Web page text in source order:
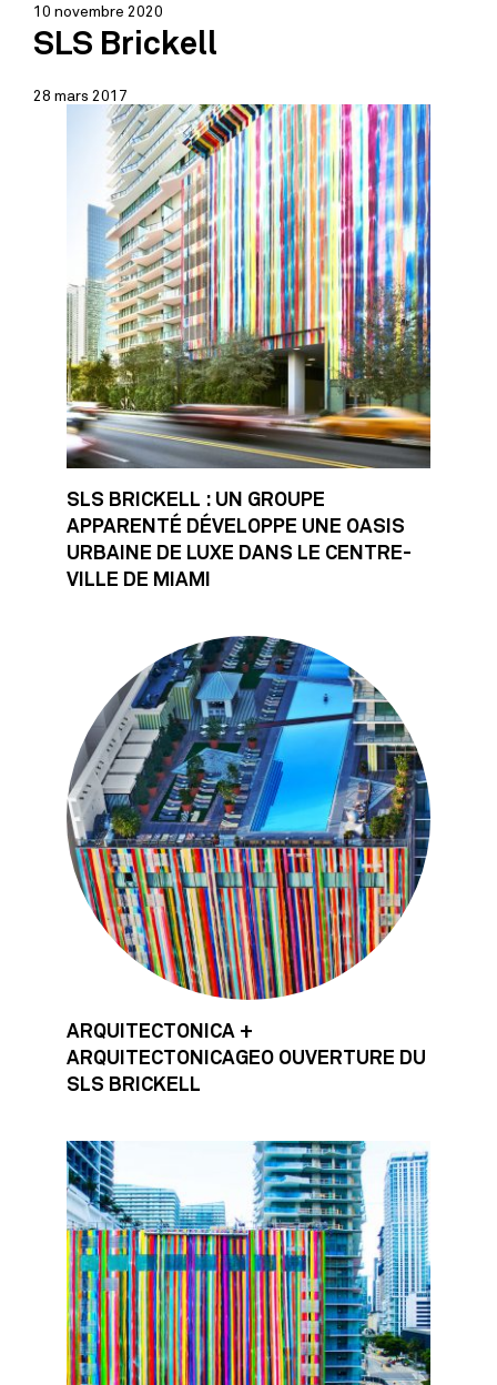
10 novembre 2020
SLS Brickell
28 mars 2017
SLS BRICKELL : UN GROUPE
APPARENTÉ DÉVELOPPE UNE OASIS
URBAINE DE LUXE DANS LE CENTRE-
VILLE DE MIAMI
ARQUITECTONICA +
ARQUITECTONICAGEO OUVERTURE DU
SLS BRICKELL